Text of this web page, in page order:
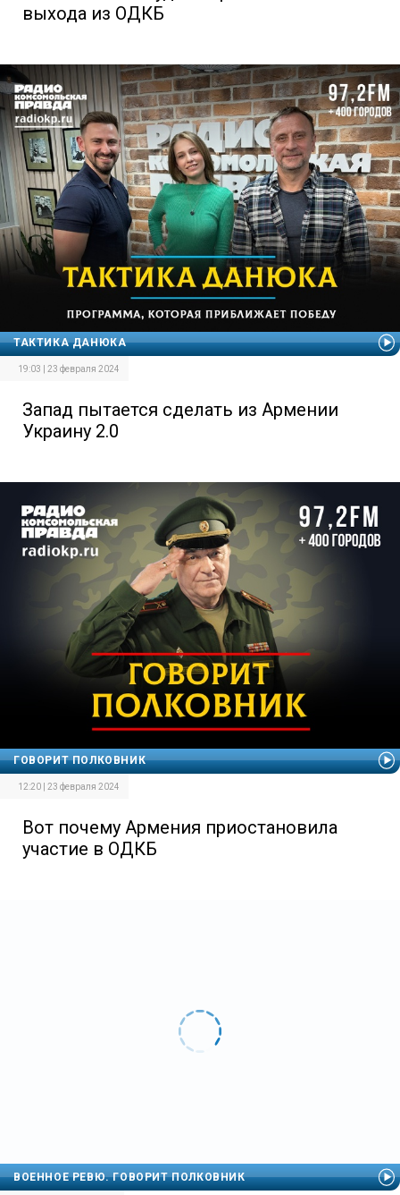
выхода из ОДКБ
ТАКТИКА ДАНЮКА
19:03 | 23 февраля 2024
Запад пытается сделать из Армении
Украину 2.0
ГОВОРИТ ПОЛКОВНИК
12:20 | 23 февраля 2024
Вот почему Армения приостановила
участие в ОДКБ
ВОЕННОЕ РЕВЮ. ГОВОРИТ ПОЛКОВНИК